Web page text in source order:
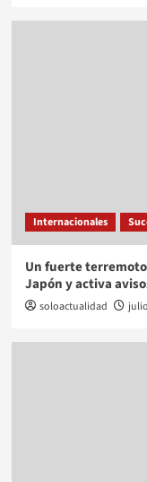
Internacionales
Un fuerte
Japón y activa
soloactualidad